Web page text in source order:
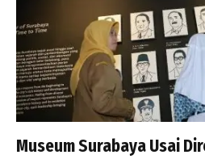
Museum Surabaya Usai